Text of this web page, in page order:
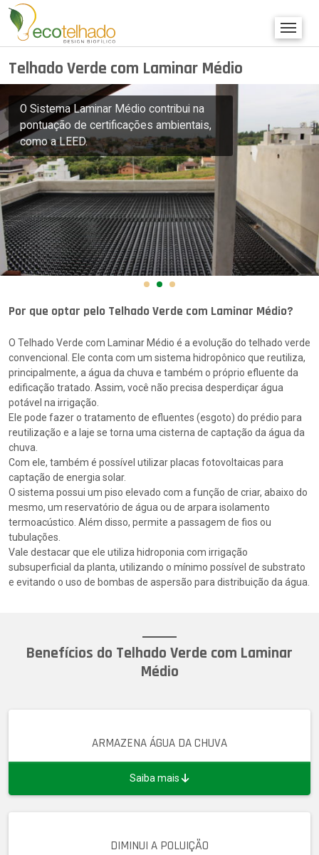
Telhado Verde com Laminar Médio
O Sistema Laminar Médio contribui na
pontuação de certificações ambientais,
como a LEED.
Por que optar pelo Telhado Verde com Laminar Médio?
O Telhado Verde com Laminar Médio é a evolução do telhado verde
convencional. Ele conta com um sistema hidropônico que reutiliza,
principalmente, a água da chuva e também o próprio efluente da
edificação tratado. Assim, você não precisa desperdiçar água
potável na irrigação.
Ele pode fazer o tratamento de efluentes (esgoto) do prédio para
reutilização e a laje se torna uma cisterna de captação da água da
chuva.
Com ele, também é possível utilizar placas fotovoltaicas para
captação de energia solar.
O sistema possui um piso elevado com a função de criar, abaixo do
mesmo, um reservatório de água ou de arpara isolamento
termoacústico. Além disso, permite a passagem de fios ou
tubulações.
Vale destacar que ele utiliza hidroponia com irrigação
subsuperficial da planta, utilizando o mínimo possível de substrato
e evitando o uso de bombas de aspersão para distribuição da água.
Benefícios do Telhado Verde com Laminar
Médio
ARMAZENA ÁGUA DA CHUVA
Saiba mais
DIMINUI A POLUIÇÃO